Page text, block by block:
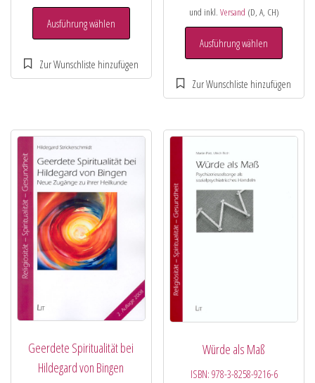
Ausführung wählen
und inkl. Versand (D, A, CH)
Ausführung wählen
Geerdete Spiritualität bei
Hildegard von Bingen
Würde als Maß
ISBN: 978-3-8258-9216-6